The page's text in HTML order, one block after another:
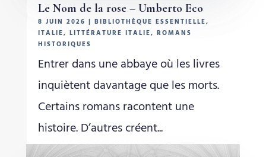
Le Nom de la rose – Umberto Eco
8 JUIN 2026 | BIBLIOTHÈQUE ESSENTIELLE,
ITALIE, LITTÉRATURE ITALIE, ROMANS
HISTORIQUES
Entrer dans une abbaye où les livres
inquiètent davantage que les morts.
Certains romans racontent une
histoire. D’autres créent...